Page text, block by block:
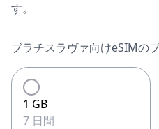
す。
ブラチスラヴァ向けeSIMの
1 GB
7 日間